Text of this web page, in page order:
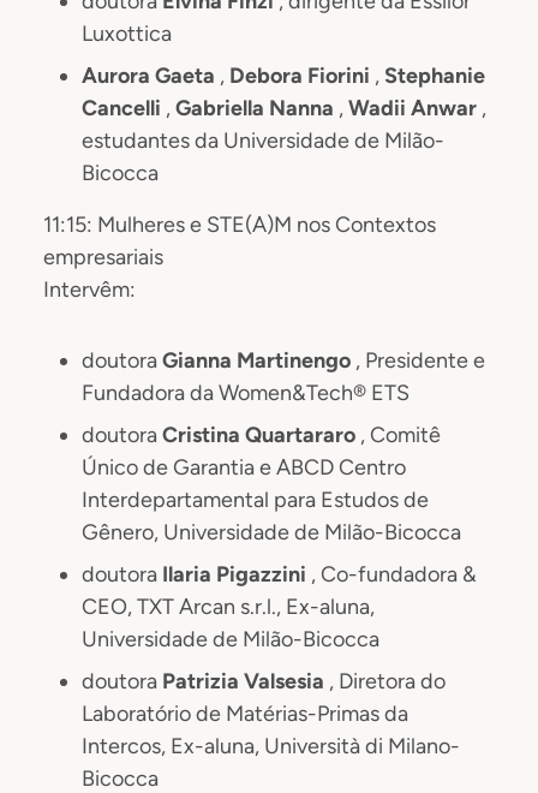
Luxottica
Aurora Gaeta , Debora Fiorini , Stephanie
Cancelli ,Gabriella Nanna ,Wadii Anwar ,
estudantes da Universidade de Milão-
Bicocca
11:15: Mulheres e STE(A)M nos Contextos
empresariais
Intervêm:
doutoraGianna Martinengo , Presidente e
Fundadora da Women&Tech® ETS
doutoraCristina Quartararo , Comitê
Único de Garantia e ABCD Centro
Interdepartamental para Estudos de
Gênero, Universidade de Milão-Bicocca
doutora Ilaria Pigazzini , Co-fundadora &
CEO, TXT Arcan s.r.l., Ex-aluna,
Universidade de Milão-Bicocca
doutora Patrizia Valsesia , Diretora do
Laboratório de Matérias-Primas da
Intercos, Ex-aluna, Università di Milano-
Bicocca